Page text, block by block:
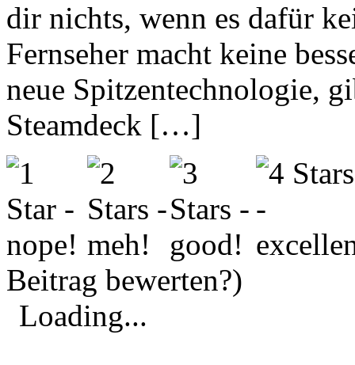
dir nichts, wenn es dafür
Fernseher macht keine
neue Spitzentechnologie,
Steamdeck […]
Beitrag bewerten?)
Loading...